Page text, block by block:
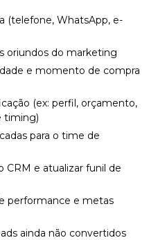
(telefone, WhatsApp, e-
oriundos do marketing
e momento de compra
(ex: perfil, orçamento,
timing)
para o time de
CRM e atualizar funil de
performance e metas
ainda não convertidos